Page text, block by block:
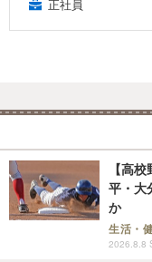
正社員
【高
平・大
か
生活・
2026.8.8